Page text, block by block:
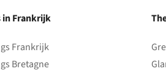
in Frankrijk
Frankrijk
Bretagne